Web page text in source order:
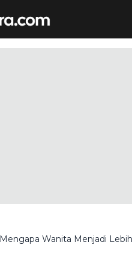
Mengapa Wanita Menjadi